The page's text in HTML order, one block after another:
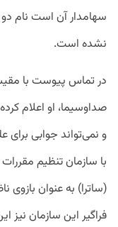
نشده است.
در تماس پیوست با
صداوسیما، او اعلام
و نمی‌تواند جوابی
با سازمان تنظیم
(ساترا) به عنوان